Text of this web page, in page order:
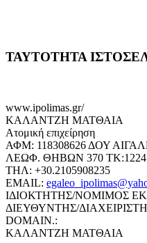
ΤΑΥΤΟΤΗΤΑ
www.ipolimas.gr/
ΚΑΛΑΝΤΖΗ ΜΑΤΘΑΙΑ
Ατομική επιχείρηση
ΑΦΜ: 118308626 ΔΟΥ
ΛΕΩΦ. ΘΗΒΩΝ 370
ΤΗΛ: +30.2105908235
EMAIL:
ΙΔΙΟΚΤΗΤΗΣ/ΝΟΜΙΜΟΣ
ΔΙΕΥΘΥΝΤΗΣ/
DOMAIN.:
ΚΑΛΑΝΤΖΗ ΜΑΤΘΑΙΑ